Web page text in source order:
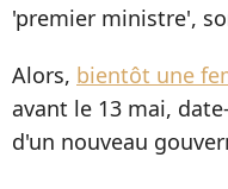
'premier ministre',
Alors, bientôt une
avant le 13 mai,
d'un nouveau